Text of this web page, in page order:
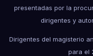
presentadas por la
dirigentes y
Dirigentes del magisterio
para el